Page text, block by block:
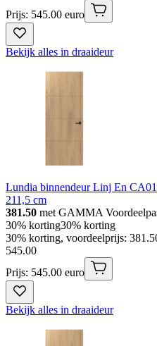
Prijs: 545.00 euro
Bekijk alles in draaideur
Lundia binnendeur Linj En
211,5 cm
381.50 met GAMMA
30% korting30% korting
30% korting, voordeelprijs:
545.00
Prijs: 545.00 euro
Bekijk alles in draaideur